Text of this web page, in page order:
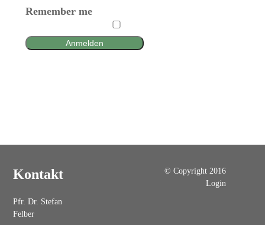
Remember me
Anmelden
Kontakt
Pfr. Dr. Stefan
Felber
© Copyright 2016
Login